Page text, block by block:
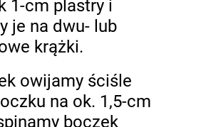
1-cm plastry i
je na dwu- lub
krążki.
owijamy ściśle
na ok. 1,5-cm
boczek